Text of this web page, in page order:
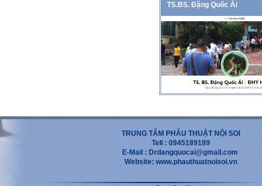
TS.BS. Đặng Quốc Ái
TRUNG TẪM PHẪU THUẬT NỘI SOI
Tell : 0945189189
E-Mail : Drdangquocai@gmail.com
Website: www.phauthuatnoisoi.vn